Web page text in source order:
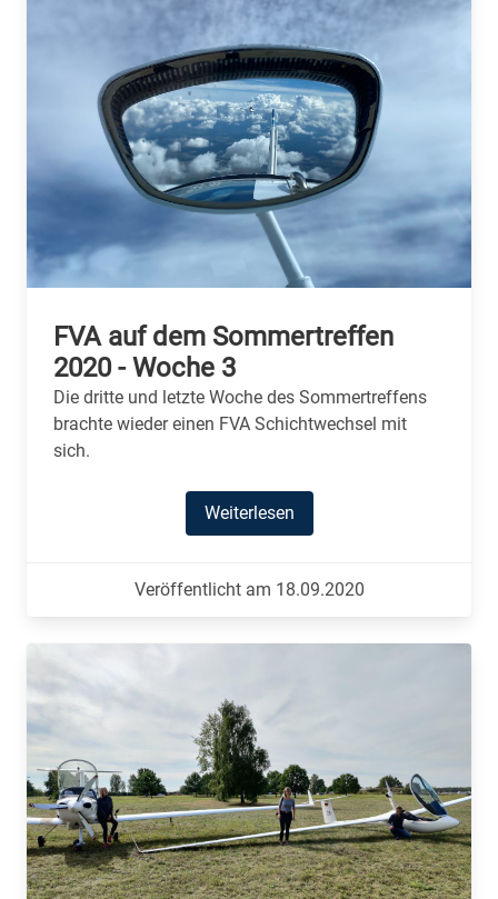
FVA auf dem Sommertreffen
2020 - Woche 3
Die dritte und letzte Woche des Sommertreffens
brachte wieder einen FVA Schichtwechsel mit
sich.
Weiterlesen
Veröffentlicht am 18.09.2020